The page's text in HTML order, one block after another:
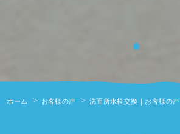
ホーム お客様の声 洗面所水栓交換｜お客様の声